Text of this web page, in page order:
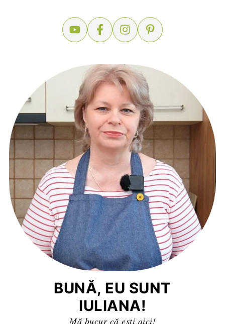
BUNĂ, EU SUNT
IULIANA!
Mă bucur că ești aici!